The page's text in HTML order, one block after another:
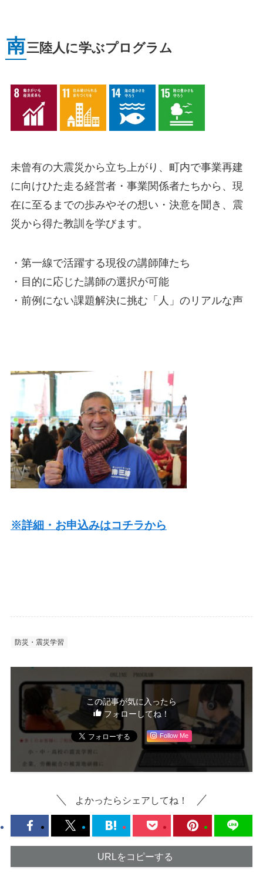
南三陸人に学ぶプログラム
未曾有の大震災から立ち上がり、町内で事業再建
に向けひた走る経営者・事業関係者たちから、現
在に至るまでの歩みやその想い・決意を聞き、震
災から得た教訓を学びます。
・第一線で活躍する現役の講師陣たち
・目的に応じた講師の選択が可能
・前例にない課題解決に挑む「人」のリアルな声
※詳細・お申込みはコチラから
防災・震災学習
この記事が気に入ったら
フォローしてね！
Follow Me
よかったらシェアしてね！
URLをコピーする